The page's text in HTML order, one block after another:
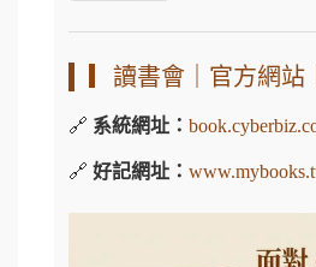
▎讀書會｜官方網站
🔗 系統網址：
🔗 好記網址：